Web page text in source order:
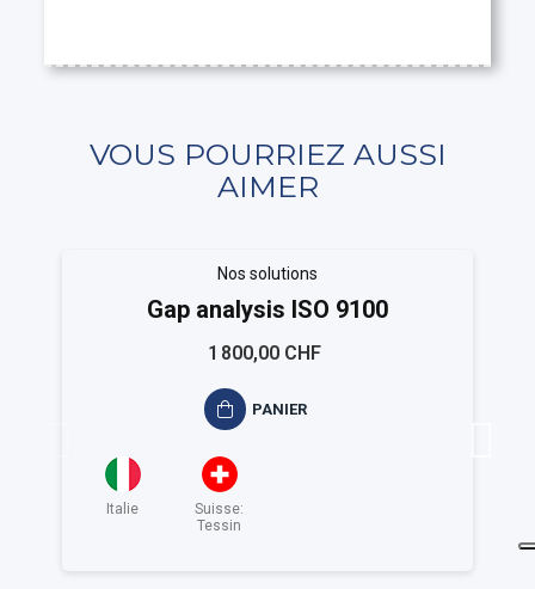
VOUS POURRIEZ AUSSI
AIMER
Nos solutions
Gap analysis ISO 9100
1 800,00 CHF
PANIER
Italie
Suisse:
Tessin